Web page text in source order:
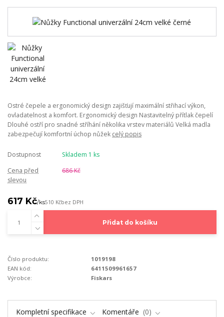
Ostré čepele a ergonomický design zajišťují maximální střihací výkon,
ovladatelnost a komfort. Ergonomický design Nastavitelný přítlak čepelí
Dlouhé ostří pro snadné stříhání několika vrstev materiálů Velká madla
zabezpečují komfortní úchop nůžek celý popis
Dostupnost
Skladem 1 ks
Cena před
slevou
686 Kč
617 Kč/ks510 Kčbez DPH
Přidat do košíku
Číslo produktu:
1019198
EAN kód:
6411509961657
Výrobce:
Fiskars
Kompletní specifikace Komentáře 0